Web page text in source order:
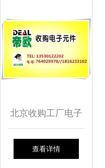
术分会理事换届会
并就信息技术咨询
北京收购工厂电子
呆料与信息技术咨
查看详情